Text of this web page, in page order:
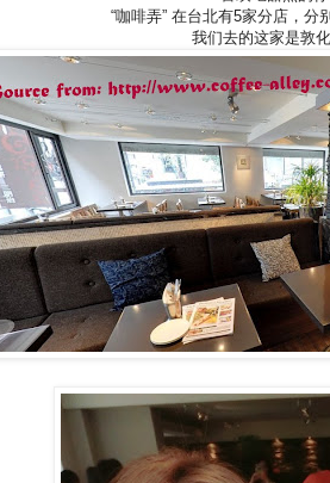
“咖啡弄” 在台北有5家分店，分
我们去的这家是敦